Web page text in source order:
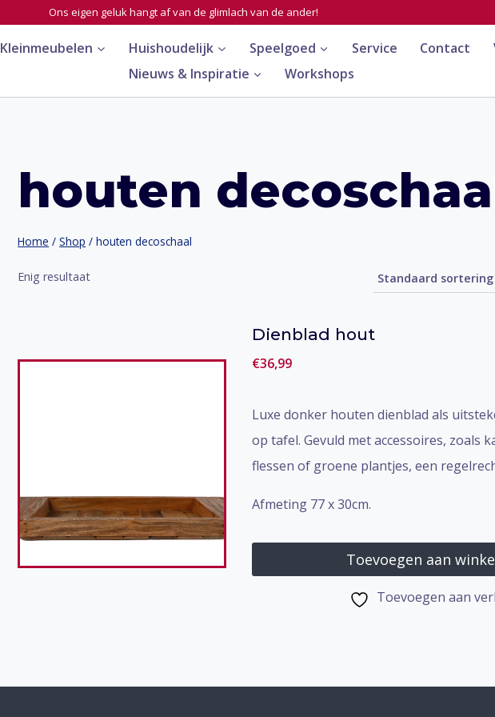
Ons eigen geluk hangt af van de glimlach van de ander!
Kleinmeubelen Huishoudelijk Speelgoed Service Contact
Nieuws & Inspiratie
Workshops
houten
Home / Shop / houten decoschaal
Enig resultaat
Dienblad hout
€36,99
Luxe donker houten dienblad als
op tafel. Gevuld met accessoires, zoals
flessen of groene plantjes, een
Afmeting 77 x 30cm.
Toevoegen aan
Toevoegen aan